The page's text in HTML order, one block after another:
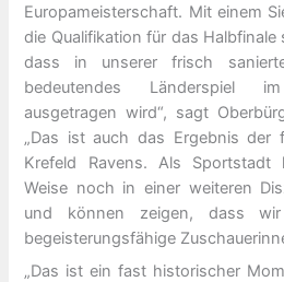
Europameisterschaft. Mit einem
die Qualifikation für das
dass in unserer frisch
bedeutendes Länderspiel
ausgetragen wird“, sagt
„Das ist auch das Ergebnis der
Krefeld Ravens. Als
Weise noch in einer weiteren
und können zeigen, dass
begeisterungsfähige
„Das ist ein fast historischer